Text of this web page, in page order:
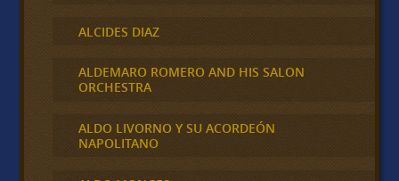
ALCIDES DIAZ
ALDEMARO ROMERO AND HIS SALON
ORCHESTRA
ALDO LIVORNO Y SU ACORDEÓN
NAPOLITANO